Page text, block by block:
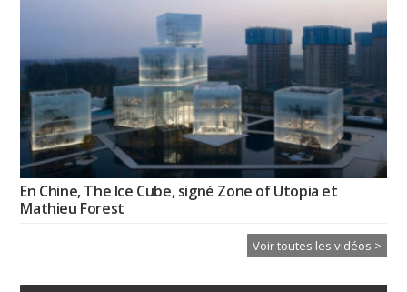
En Chine, The Ice Cube, signé Zone of Utopia et
Mathieu Forest
Voir toutes les vidéos >